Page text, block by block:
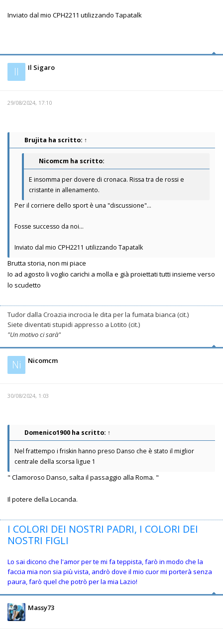
Inviato dal mio CPH2211 utilizzando Tapatalk
Il Il Sigaro
29/08/2024, 17:10
Brujita ha scritto: ↑
Nicomcm ha scritto:
E insomma per dovere di cronaca. Rissa tra de rossi e
cristante in allenamento.
Per il corriere dello sport è una "discussione"...
Fosse successo da noi...
Inviato dal mio CPH2211 utilizzando Tapatalk
Brutta storia, non mi piace
Io ad agosto li voglio carichi a molla e già proiettati tutti insieme verso
lo scudetto
Tudor dalla Croazia incrocia le dita per la fumata bianca (cit.)
Siete diventati stupidi appresso a Lotito (cit.)
"Un motivo ci sarà"
Ni Nicomcm
30/08/2024, 1:03
Domenico1900 ha scritto: ↑
Nel frattempo i friskin hanno preso Danso che è stato il miglior
centrale della scorsa ligue 1
" Clamoroso Danso, salta il passaggio alla Roma. "
Il potere della Locanda.
I COLORI DEI NOSTRI PADRI, I COLORI DEI
NOSTRI FIGLI
Lo sai dicono che l'amor per te mi fa teppista, farò in modo che la
faccia mia non sia più vista, andrò dove il mio cuor mi porterà senza
paura, farò quel che potrò per la mia Lazio!
Massy73